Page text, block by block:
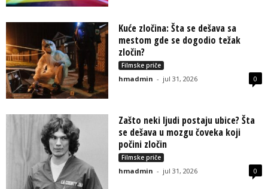
Kuće zločina: Šta se dešava sa
mestom gde se dogodio težak
zločin?
Filmske priče
hmadmin - jul 31, 2026 0
Zašto neki ljudi postaju ubice? Šta
se dešava u mozgu čoveka koji
počini zločin
Filmske priče
hmadmin - jul 31, 2026 0